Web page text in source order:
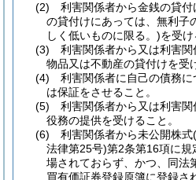
(2)
利害関係者から金銭の貸付
の貸付けにあっては、無利子
しく低いものに限る。)を受け
(3)
利害関係者から又は利害
物品又は不動産の貸付けを受
(4)
利害関係者に自己の債務
は保証をさせること。
(5)
利害関係者から又は利害
役務の提供を受けること。
(6)
利害関係者から未公開株式
法律第25号)第2条第16項に規
場されておらず、かつ、同法
買有価証券登録原簿に登録さ